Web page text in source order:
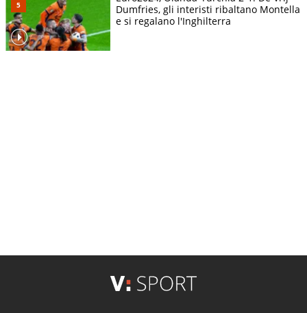
Dumfries, gli interisti ribaltano Montella
e si regalano l'Inghilterra